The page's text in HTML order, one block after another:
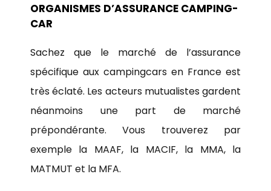
ORGANISMES D’ASSURANCE CAMPING-
CAR
Sachez que le marché de l’assurance
spécifique aux campingcars en France est
très éclaté. Les acteurs mutualistes gardent
néanmoins une part de marché
prépondérante. Vous trouverez par
exemple la MAAF, la MACIF, la MMA, la
MATMUT et la MFA.